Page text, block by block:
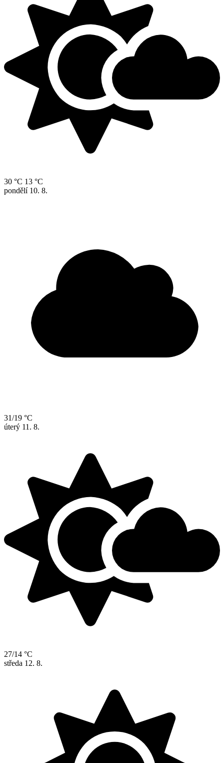
30 °C 13 °C
pondělí 10. 8.
31/19 °C
úterý 11. 8.
27/14 °C
středa 12. 8.